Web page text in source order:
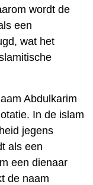
wordt de
een
wat het
Abdulkarim
In de islam
jegens
als een
een ​​dienaar
de naam